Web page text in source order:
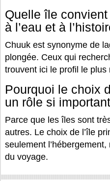
Quelle île
à l’eau et à
Chuuk est synonyme de
plongée. Ceux qui
trouvent ici le profil le plus
Pourquoi le choix
un rôle si
Parce que les îles sont
autres. Le choix de l’île
seulement
du voyage.